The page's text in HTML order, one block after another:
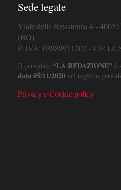
Sede legale
Viale della Resistenza 4 -
(BO)
P. IVA: 03888911207 - CF:
Il periodico “LA REDAZIONE”è
data 05/11/2020nel registro
Privacy e Cookie policy